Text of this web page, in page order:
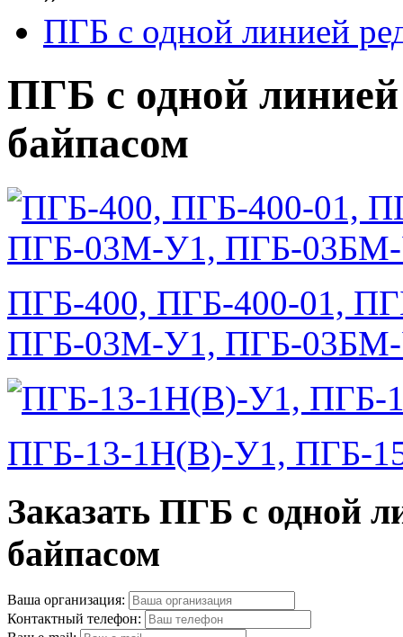
ПГБ с одной линией
ПГБ с одной
байпасом
ПГБ-400, ПГБ-400-01,
ПГБ-03М-У1, ПГБ-
ПГБ-13-1Н(В)-У1, ПГБ-
Заказать ПГБ с одной
байпасом
Ваша организация:
Контактный телефон: